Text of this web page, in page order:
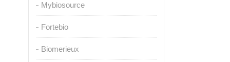
Mybiosource
Fortebio
Biomerieux